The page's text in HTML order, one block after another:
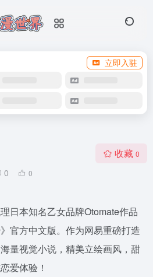
立即入驻
0 0
收藏 0
日本知名乙女品牌Otomate作品
官方中文版。作为网易重磅打造
量视觉小说，精美立绘画风，甜
爱体验！